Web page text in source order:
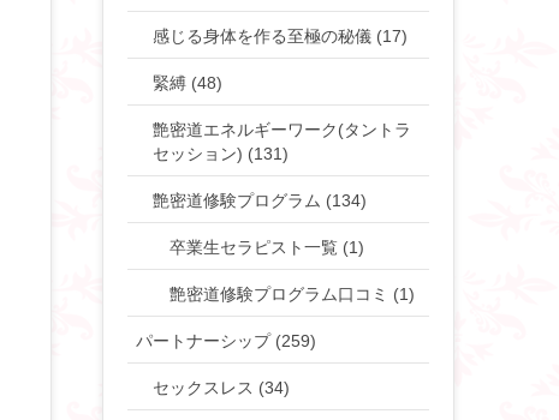
感じる身体を作る至極の秘儀 (17)
緊縛 (48)
艶密道エネルギーワーク(タントラ
セッション) (131)
艶密道修験プログラム (134)
卒業生セラピスト一覧 (1)
艶密道修験プログラム口コミ (1)
パートナーシップ (259)
セックスレス (34)